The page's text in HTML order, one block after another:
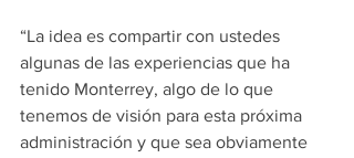
“La idea es compartir con ustedes
algunas de las experiencias que ha
tenido Monterrey, algo de lo que
tenemos de visión para esta próxima
administración y que sea obviamente